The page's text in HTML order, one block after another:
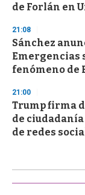
de Forlán en
21:08
Sánchez
Emergencias
fenómeno de
21:00
Trump firma
de
de redes